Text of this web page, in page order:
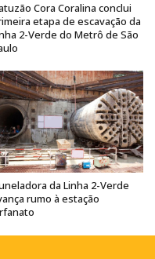
Cora Coralina conclui
etapa de escavação da
2-Verde do Metrô de São
da Linha 2-Verde
rumo à estação